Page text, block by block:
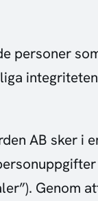
personer
AB sker i
Genom